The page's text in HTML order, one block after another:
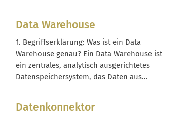
überführt. Im Kern geht es darum, anonyme
oder pseudonyme Nutzerdaten so
aufzubereiten, dass sie für
Kampagnenplanung, Targeting und Analyse
über verschiedene Marketingkanäle...
Data Warehouse
1. Begriffserklärung: Was ist ein Data
Warehouse genau? Ein Data Warehouse ist
ein zentrales, analytisch ausgerichtetes
Datenspeichersystem, das Daten aus
System, PIM, ERP, Webanalyse, CRM)
zusammenführt. Es ist nicht für den
Datenkonnektor